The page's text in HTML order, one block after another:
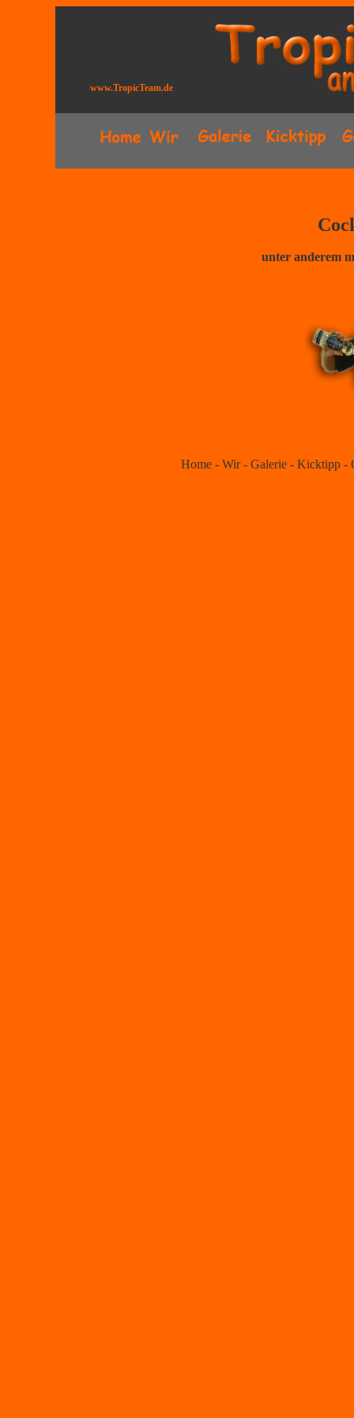
www.TropicTeam.de
unter anderem
Home- Wir- Galerie- Kicktipp-